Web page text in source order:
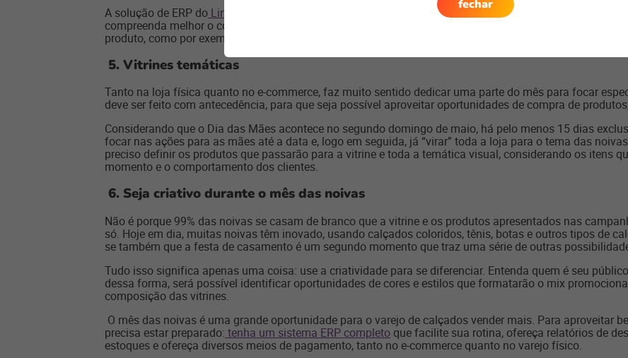
A solução de ERP do Linx Seta Digital
permite que o lojista acompanhe toda a movimentação de
compreenda melhor o comportamento dos consumidores e consiga identificar tendências relevantes
produto, como por exemplo, a cor branca.
5.Vitrines temáticas
Tanto na loja física quanto no e-commerce, faz muito sentido dedicar uma parte do mês para focar
deve ser feito com antecedência, para que seja possível aproveitar oportunidades de compra de
Considerando que o Dia das Mães acontece no segundo domingo de maio, há pelo menos 15 dias
focar nas ações para as mães até a data e, logo em seguida, já “virar” toda a loja para o tema das
preciso definir os produtos que passarão para a vitrine e toda a temática visual, considerando os itens
momento e o comportamento dos clientes.
6. Seja criativo durante o mês das noivas
Não é porque 99% das noivas se casam de branco que a vitrine e os produtos apresentados nas
só. Hoje em dia, muitas noivas têm inovado, usando calçados coloridos, tênis, botas e outros tipos de
se também que a festa de casamento é um segundo momento que traz uma série de outras
Tudo isso significa apenas uma coisa: use a criatividade para se diferenciar. Entenda quem é seu
dessa forma, será possível identificar oportunidades de cores e estilos que formatarão o mix
composição das vitrines.
O mês das noivas é uma grande oportunidade para o varejo de calçados vender mais. Para aproveitar
precisa estar preparado: tenha um sistema ERP completo que facilite sua rotina, ofereça relatórios de
estoques e ofereça diversos meios de pagamento, tanto no e-commerce quanto no varejo físico.
fechar